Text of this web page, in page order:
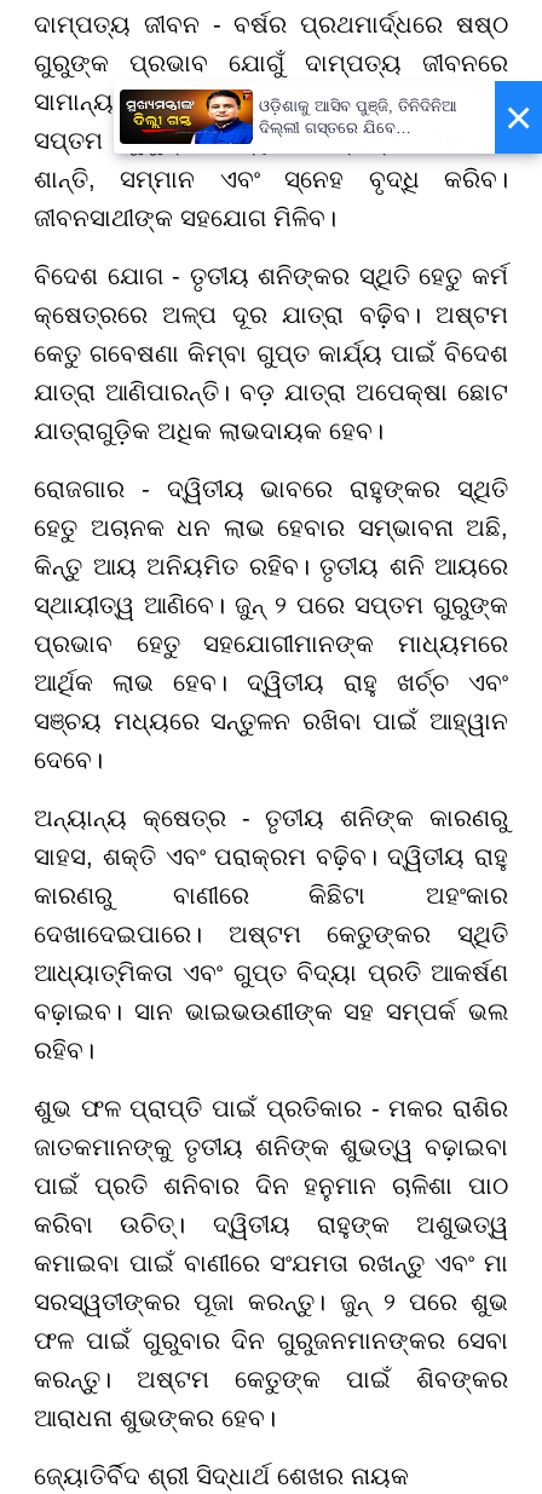
ଦାମ୍ପତ୍ୟ ଜୀବନ - ବର୍ଷର ପ୍ରଥମାର୍ଦ୍ଧରେ ଷଷ୍ଠ
ଗୁରୁଙ୍କ ପ୍ରଭାବ ଯୋଗୁଁ ଦାମ୍ପତ୍ୟ ଜୀବନରେ
ସାମାନ୍ୟ ଚାପ ଦେଖାଦେଇପାରେ। ଜୁନ୍ ୨ ପରେ
ସପ୍ତମ ଗୁରୁଙ୍କର ସ୍ଥିତି ଦାମ୍ପତ୍ୟ ଜୀବନରେ
ଶାନ୍ତି, ସମ୍ମାନ ଏବଂ ସ୍ନେହ ବୃଦ୍ଧି କରିବ।
ଜୀବନସାଥୀଙ୍କ ସହଯୋଗ ମିଳିବ।
ବିଦେଶ ଯୋଗ - ତୃତୀୟ ଶନିଙ୍କର ସ୍ଥିତି ହେତୁ କର୍ମ
କ୍ଷେତ୍ରରେ ଅଳ୍ପ ଦୂର ଯାତ୍ରା ବଢ଼ିବ। ଅଷ୍ଟମ
କେତୁ ଗବେଷଣା କିମ୍ବା ଗୁପ୍ତ କାର୍ଯ୍ୟ ପାଇଁ ବିଦେଶ
ଯାତ୍ରା ଆଣିପାରନ୍ତି। ବଡ଼ ଯାତ୍ରା ଅପେକ୍ଷା ଛୋଟ
ଯାତ୍ରାଗୁଡ଼ିକ ଅଧିକ ଲାଭଦାୟକ ହେବ।
ରୋଜଗାର - ଦ୍ୱିତୀୟ ଭାବରେ ରାହୁଙ୍କର ସ୍ଥିତି
ହେତୁ ଅଚାନକ ଧନ ଲାଭ ହେବାର ସମ୍ଭାବନା ଅଛି,
କିନ୍ତୁ ଆୟ ଅନିୟମିତ ରହିବ। ତୃତୀୟ ଶନି ଆୟରେ
ସ୍ଥାୟୀତ୍ୱ ଆଣିବେ। ଜୁନ୍ ୨ ପରେ ସପ୍ତମ ଗୁରୁଙ୍କ
ପ୍ରଭାବ ହେତୁ ସହଯୋଗୀମାନଙ୍କ ମାଧ୍ୟମରେ
ଆର୍ଥିକ ଲାଭ ହେବ। ଦ୍ୱିତୀୟ ରାହୁ ଖର୍ଚ୍ଚ ଏବଂ
ସଞ୍ଚୟ ମଧ୍ୟରେ ସନ୍ତୁଳନ ରଖିବା ପାଇଁ ଆହ୍ୱାନ
ଦେବେ।
ଅନ୍ୟାନ୍ୟ କ୍ଷେତ୍ର - ତୃତୀୟ ଶନିଙ୍କ କାରଣରୁ
ସାହସ, ଶକ୍ତି ଏବଂ ପରାକ୍ରମ ବଢ଼ିବ। ଦ୍ୱିତୀୟ ରାହୁ
କାରଣରୁ ବାଣୀରେ କିଛିଟା ଅହଂକାର
ଦେଖାଦେଇପାରେ। ଅଷ୍ଟମ କେତୁଙ୍କର ସ୍ଥିତି
ଆଧ୍ୟାତ୍ମିକତା ଏବଂ ଗୁପ୍ତ ବିଦ୍ୟା ପ୍ରତି ଆକର୍ଷଣ
ବଢ଼ାଇବ। ସାନ ଭାଇଭଉଣୀଙ୍କ ସହ ସମ୍ପର୍କ ଭଲ
ରହିବ।
ଶୁଭ ଫଳ ପ୍ରାପ୍ତି ପାଇଁ ପ୍ରତିକାର - ମକର ରାଶିର
ଜାତକମାନଙ୍କୁ ତୃତୀୟ ଶନିଙ୍କ ଶୁଭତ୍ୱ ବଢ଼ାଇବା
ପାଇଁ ପ୍ରତି ଶନିବାର ଦିନ ହନୁମାନ ଚାଳିଶା ପାଠ
କରିବା ଉଚିତ୍। ଦ୍ୱିତୀୟ ରାହୁଙ୍କ ଅଶୁଭତ୍ୱ
କମାଇବା ପାଇଁ ବାଣୀରେ ସଂଯମତା ରଖନ୍ତୁ ଏବଂ ମା
ସରସ୍ୱତୀଙ୍କର ପୂଜା କରନ୍ତୁ। ଜୁନ୍ ୨ ପରେ ଶୁଭ
ଫଳ ପାଇଁ ଗୁରୁବାର ଦିନ ଗୁରୁଜନମାନଙ୍କର ସେବା
କରନ୍ତୁ। ଅଷ୍ଟମ କେତୁଙ୍କ ପାଇଁ ଶିବଙ୍କର
ଆରାଧନା ଶୁଭଙ୍କର ହେବ।
ଜ୍ୟୋତିର୍ବିଦ ଶ୍ରୀ ସିଦ୍ଧାର୍ଥ ଶେଖର ନାୟକ
×
ଓଡ଼ିଶାକୁ ଆସିବ ପୁଞ୍ଜି, ତିନିଦିନିଆ
ଦିଲ୍ଲୀ ଗସ୍ତରେ ଯିବେ